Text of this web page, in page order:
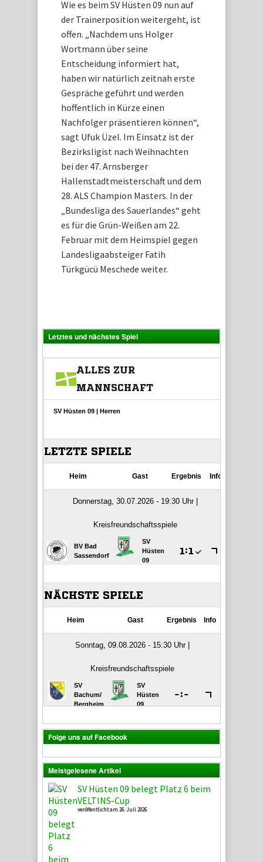
Wie es beim SV Hüsten 09 nun auf
der Trainerposition weitergeht, ist
offen. „Nachdem uns Holger
Wortmann über seine
Entscheidung informiert hat,
haben wir natürlich zeitnah erste
Gespräche geführt und werden
hoffentlich in Kürze einen
Nachfolger präsentieren können“,
sagt Ufuk Üzel. Im Einsatz ist der
Bezirksligist nach Weihnachten
bei der 47. Arnsberger
Hallenstadtmeisterschaft und dem
28. ALS Champion Masters. In der
„Bundesliga des Sauerlandes“ geht
es für die Grün-Weißen am 22.
Februar mit dem Heimspiel gegen
Landesligaabsteiger Fatih
Türkgücü Meschede weiter.
Letztes und nächstes Spiel
Folge uns auf Facebook
Meistgelesene Artikel
SV Hüsten 09 belegt Platz 6 beim
VELTINS-Cup
veröffentlicht am 26. Juli 2026